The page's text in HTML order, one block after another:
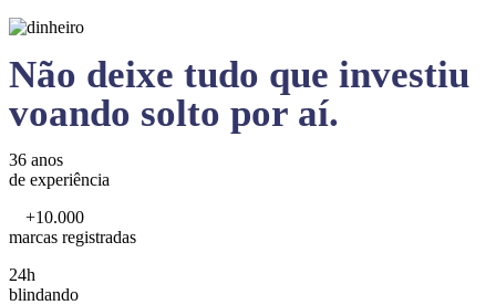
Não deixe tudo que investiu
voando solto por aí.
36 anos
de experiência
+10.000
marcas registradas
24h
blindando